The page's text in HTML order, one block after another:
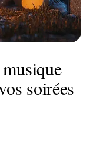
soirées